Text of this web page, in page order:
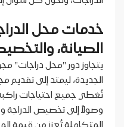
خدمات محل
الصيانة،
يتجاوز دور "محل دراجات"
الجديدة، ليمتد إلى تقديم
تُغطي جميع احتياجات راكبي
وصولاً إلى تخصيص الدراجة
المتكاملة تُعزز من قيمة